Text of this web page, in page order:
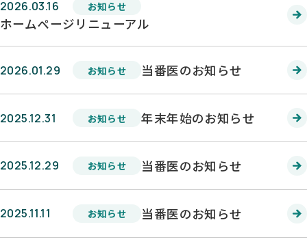
2026.03.16 お知らせ
ホームページリニューアル
2026.01.29 お知らせ 当番医のお知らせ
2025.12.31 お知らせ 年末年始のお知らせ
2025.12.29 お知らせ 当番医のお知らせ
2025.11.11 お知らせ 当番医のお知らせ